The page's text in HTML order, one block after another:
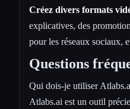
Créez divers formats
explicatives, des
pour les réseaux sociaux,
Questions
Qui dois-je utiliser
Atlabs.ai est un outil